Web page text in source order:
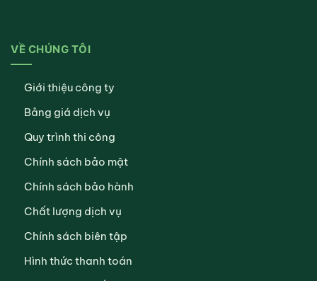
VỀ CHÚNG TÔI
Giới thiệu công ty
Bảng giá dịch vụ
Quy trình thi công
Chính sách bảo mật
Chính sách bảo hành
Chất lượng dịch vụ
Chính sách biên tập
Hình thức thanh toán